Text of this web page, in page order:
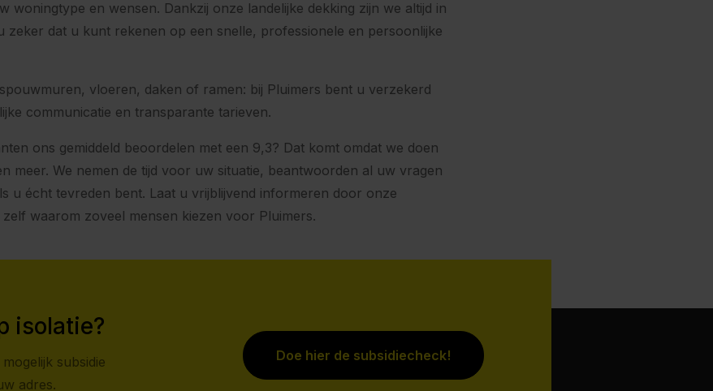
woningtype en wensen. Dankzij onze landelijke dekking zijn we altijd in
zeker dat u kunt rekenen op een snelle, professionele en persoonlijke
vloeren, daken of ramen: bij Pluimers bent u verzekerd
communicatie en transparante tarieven.
ons gemiddeld beoordelen met een 9,3? Dat komt omdat we doen
meer. We nemen de tijd voor uw situatie, beantwoorden al uw vragen
u écht tevreden bent. Laat u vrijblijvend informeren door onze
waarom zoveel mensen kiezen voor Pluimers.
isolatie?
subsidie
adres.
Doe hier de subsidiecheck!